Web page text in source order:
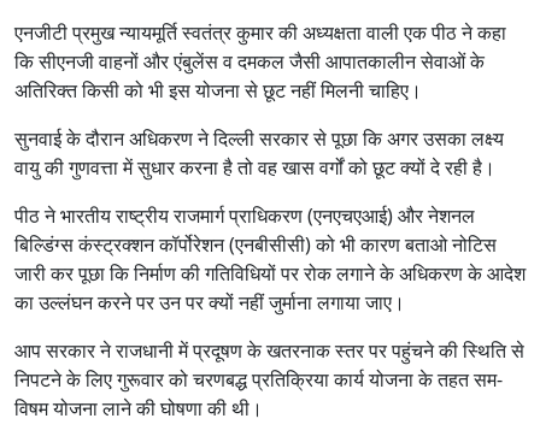
एनजीटी प्रमुख न्यायमूर्ति स्वतंत्र कुमार की अध्यक्षता वाली एक पीठ ने कहा
कि सीएनजी वाहनों और एंबुलेंस व दमकल जैसी आपातकालीन सेवाओं के
अतिरिक्त किसी को भी इस योजना से छूट नहीं मिलनी चाहिए।
सुनवाई के दौरान अधिकरण ने दिल्ली सरकार से पूछा कि अगर उसका लक्ष्य
वायु की गुणवत्ता में सुधार करना है तो वह खास वर्गों को छूट क्यों दे रही है।
पीठ ने भारतीय राष्ट्रीय राजमार्ग प्राधिकरण (एनएचएआई) और नेशनल
बिल्डिंग्स कंस्ट्रक्शन कॉर्पोरेशन (एनबीसीसी) को भी कारण बताओ नोटिस
जारी कर पूछा कि निर्माण की गतिविधियों पर रोक लगाने के अधिकरण के आदेश
का उल्लंघन करने पर उन पर क्यों नहीं जुर्माना लगाया जाए।
आप सरकार ने राजधानी में प्रदूषण के खतरनाक स्तर पर पहुंचने की स्थिति से
निपटने के लिए गुरूवार को चरणबद्ध प्रतिक्रिया कार्य योजना के तहत सम-
विषम योजना लाने की घोषणा की थी।